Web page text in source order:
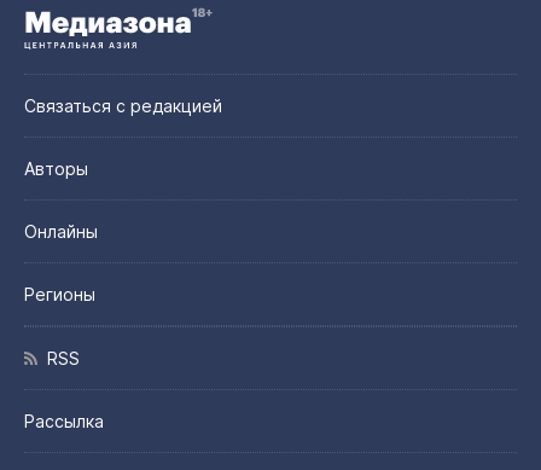
Связаться с редакцией
Авторы
Онлайны
Регионы
RSS
Рассылка